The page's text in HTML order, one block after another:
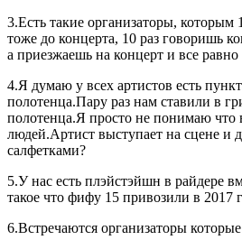
3.Есть такие организаторы, которым
тоже до концерта, 10 раз говоришь
а приезжаешь на концерт и все равно
4.Я думаю у всех артистов есть
полотенца.Пару раз нам ставили в
полотенца.Я просто не понимаю что
людей.Артист выступает на сцене и
салфетками?
5.У нас есть плэйстэйшн в райдере
такое что фифу 15 привозили в 2017
6.Встречаются организаторы